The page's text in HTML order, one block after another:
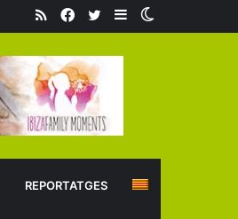
Sidebar
Twitter
Facebook
RSS
REPORTATGES